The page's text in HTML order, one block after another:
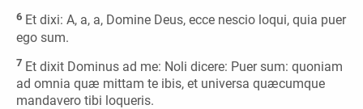
6 Et dixi: A, a, a, Domine Deus, ecce nescio loqui, quia puer
ego sum.
7 Et dixit Dominus ad me: Noli dicere: Puer sum: quoniam
ad omnia quæ mittam te ibis, et universa quæcumque
mandavero tibi loqueris.